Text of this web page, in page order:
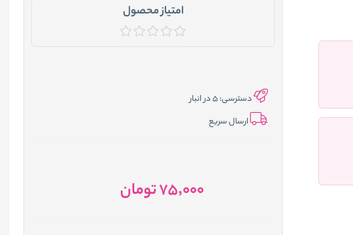
امتیاز محصول
دسترسی:5 در انبار
ارسال سریع
75٬000تومان